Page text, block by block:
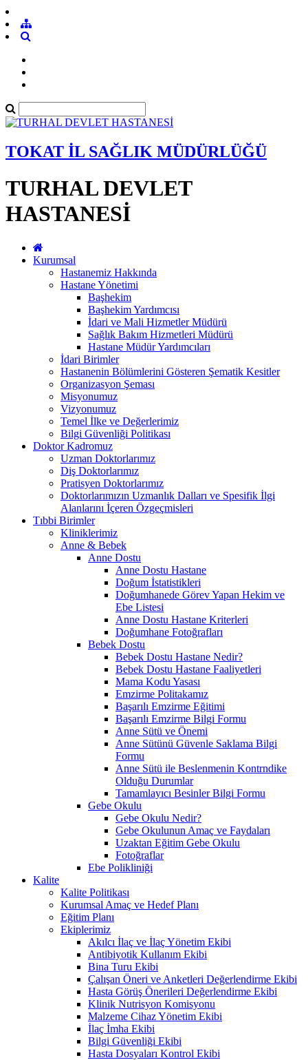
TOKAT İL SAĞLIK MÜDÜRLÜĞÜ
TURHAL DEVLET
HASTANESİ
Kurumsal
Hastanemiz Hakkında
Hastane Yönetimi
Başhekim
Başhekim Yardımcısı
İdari ve Mali Hizmetler Müdürü
Sağlık Bakım Hizmetleri Müdürü
Hastane Müdür Yardımcıları
İdari Birimler
Hastanenin Bölümlerini Gösteren Şematik Kesitler
Organizasyon Şeması
Misyonumuz
Vizyonumuz
Temel İlke ve Değerlerimiz
Bilgi Güvenliği Politikası
Doktor Kadromuz
Uzman Doktorlarımız
Diş Doktorlarımız
Pratisyen Doktorlarımız
Doktorlarımızın Uzmanlık Dalları ve Spesifik İlgi
Alanlarını İçeren Özgeçmisleri
Tıbbi Birimler
Kliniklerimiz
Anne & Bebek
Anne Dostu
Anne Dostu Hastane
Doğum İstatistikleri
Doğumhanede Görev Yapan Hekim ve
Ebe Listesi
Anne Dostu Hastane Kriterleri
Doğumhane Fotoğrafları
Bebek Dostu
Bebek Dostu Hastane Nedir?
Bebek Dostu Hastane Faaliyetleri
Mama Kodu Yasası
Emzirme Politakamız
Başarılı Emzirme Eğitimi
Başarılı Emzirme Bilgi Formu
Anne Sütü ve Önemi
Anne Sütünü Güvenle Saklama Bilgi
Formu
Anne Sütü ile Beslenmenin Kontrndike
Olduğu Durumlar
Tamamlayıcı Besinler Bilgi Formu
Gebe Okulu
Gebe Okulu Nedir?
Gebe Okulunun Amaç ve Faydaları
Uzaktan Eğitim Gebe Okulu
Fotoğraflar
Ebe Polikliniği
Kalite
Kalite Politikası
Kurumsal Amaç ve Hedef Planı
Eğitim Planı
Ekiplerimiz
Akılcı İlaç ve İlaç Yönetim Ekibi
Antibiyotik Kullanım Ekibi
Bina Turu Ekibi
Çalışan Öneri ve Anketleri Değerlendirme Ekibi
Hasta Görüş Önerileri Değerlendirme Ekibi
Klinik Nutrisyon Komisyonu
Malzeme Cihaz Yönetim Ekibi
İlaç İmha Ekibi
Bilgi Güvenliği Ekibi
Hasta Dosyaları Kontrol Ekibi